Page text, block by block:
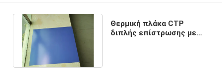
Θερμική πλάκα CTP
διπλής επίστρωσης με